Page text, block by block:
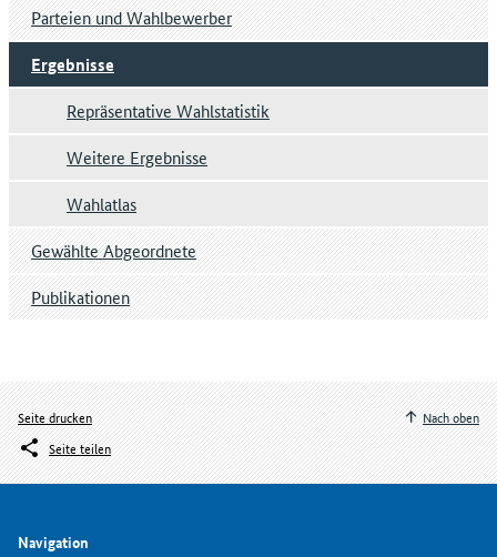
Parteien und Wahlbewerber
Ergebnisse
Repräsentative Wahlstatistik
Weitere Ergebnisse
Wahlatlas
Gewählte Abgeordnete
Publikationen
Seite drucken
Seite teilen
Nach oben
Navigation